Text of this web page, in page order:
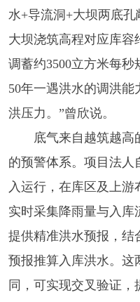
水+导流洞+大坝两底孔
大坝浇筑高程对应库容
调蓄约3500立方米每
50年一遇洪水的调洪
洪压力。”曾欣说。
底气来自越筑越高
的预警体系。项目法人
入运行，在库区及上游
实时采集降雨量与入
提供精准洪水预报，结
预报推算入库洪水。这
同，可实现交叉验证，